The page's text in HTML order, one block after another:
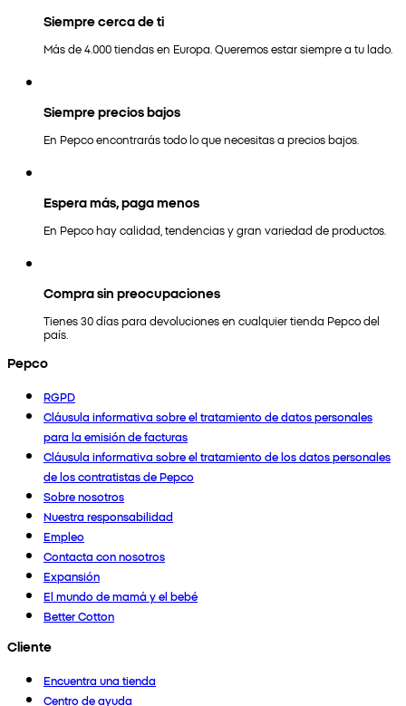
Siempre cerca de ti
Más de 4.000 tiendas en Europa. Queremos estar siempre a tu lado.
Siempre precios bajos
En Pepco encontrarás todo lo que necesitas a precios bajos.
Espera más, paga menos
En Pepco hay calidad, tendencias y gran variedad de productos.
Compra sin preocupaciones
Tienes 30 días para devoluciones en cualquier tienda Pepco del
país.
Pepco
RGPD
Cláusula informativa sobre el tratamiento de datos personales
para la emisión de facturas
Cláusula informativa sobre el tratamiento de los datos personales
de los contratistas de Pepco
Sobre nosotros
Nuestra responsabilidad
Empleo
Contacta con nosotros
Expansión
El mundo de mamá y el bebé
Better Cotton
Cliente
Encuentra una tienda
Centro de ayuda